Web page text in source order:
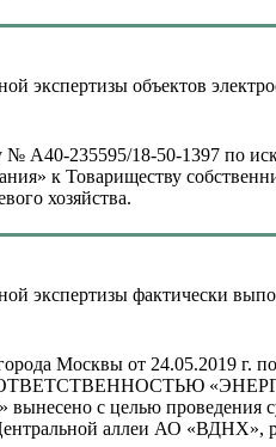
№ А40-235595/18-50-1397 по
к Товариществу
хозяйства.
Москвы от 24.05.2019
с целью проведения
аллеи АО «ВДНХ»,